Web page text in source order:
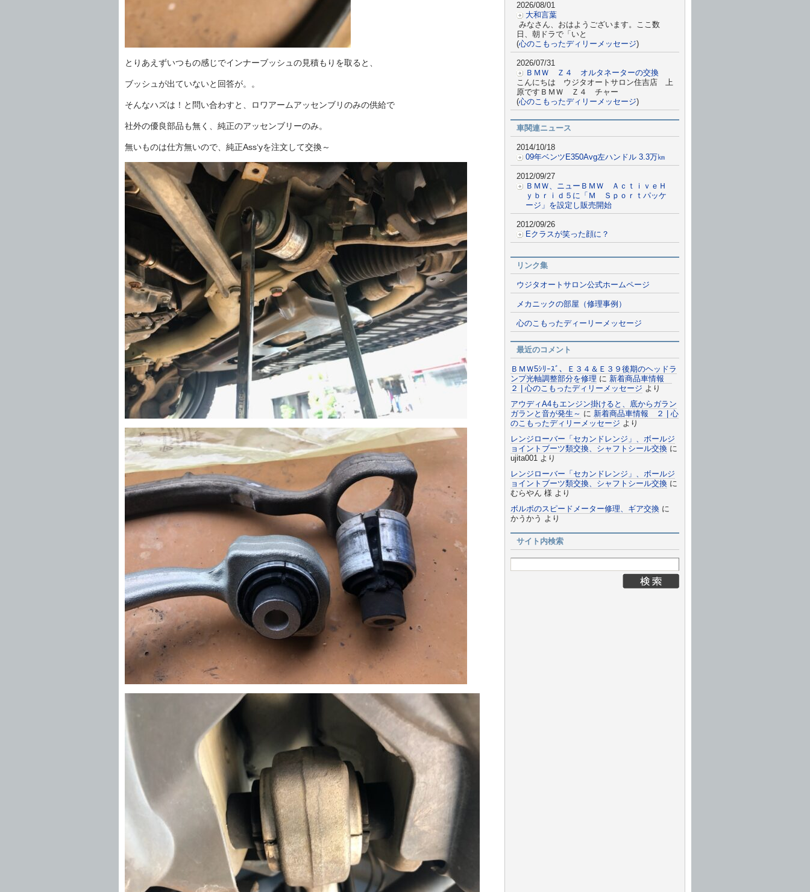
とりあえずいつもの感じでインナーブッシュの見積もりを取ると、
ブッシュが出ていないと回答が。。
そんなハズは！と問い合わすと、ロワアームアッセンブリのみの供給で
社外の優良部品も無く、純正のアッセンブリーのみ。
無いものは仕方無いので、純正Ass‘yを注文して交換～
2026/08/01
大和言葉
みなさん、おはようございます。ここ数
日、朝ドラで「いと
(心のこもったディリーメッセージ)
2026/07/31
ＢＭＷ Ｚ４ オルタネーターの交換
こんにちは ウジタオートサロン住吉店 上
原ですＢＭＷ Ｚ４ チャー
(心のこもったディリーメッセージ)
車関連ニュース
2014/10/18
09年ベンツE350Avg左ハンドル 3.3万㎞
2012/09/27
ＢＭＷ、ニューＢＭＷ ＡｃｔｉｖｅＨ
ｙｂｒｉｄ５に「Ｍ Ｓｐｏｒｔパッケ
ージ」を設定し販売開始
2012/09/26
Eクラスが笑った顔に？
リンク集
ウジタオートサロン公式ホームページ
メカニックの部屋（修理事例）
心のこもったディーリーメッセージ
最近のコメント
ＢＭＷ5ｼﾘｰｽﾞ、Ｅ３４＆Ｅ３９後期のヘッドラ
ンプ光軸調整部分を修理 に 新着商品車情報
２ | 心のこもったディリーメッセージ より
アウディA4もエンジン掛けると、底からガラン
ガランと音が発生～ に 新着商品車情報 ２ | 心
のこもったディリーメッセージ より
レンジローバー「セカンドレンジ」、ボールジ
ョイントブーツ類交換、シャフトシール交換 に
ujita001 より
レンジローバー「セカンドレンジ」、ボールジ
ョイントブーツ類交換、シャフトシール交換 に
むらやん 様 より
ボルボのスピードメーター修理、ギア交換 に
かうかう より
サイト内検索